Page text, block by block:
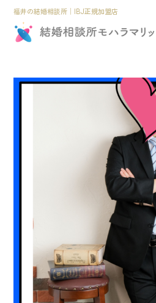
福井の結婚相談所│IBJ正規加盟店